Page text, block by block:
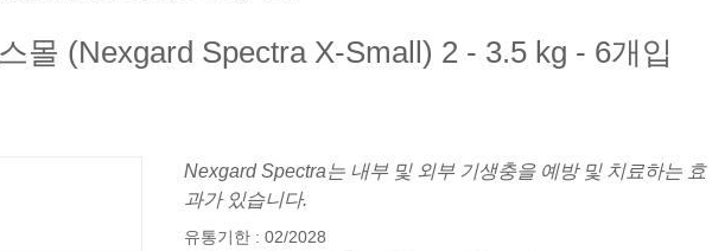
몰 (Nexgard Spectra X-Small) 2 - 3.5 kg - 6개입
Nexgard Spectra는 내부 및 외부 기생충을 예방 및 치료하는 효
과가 있습니다.
유통기한 : 02/2028